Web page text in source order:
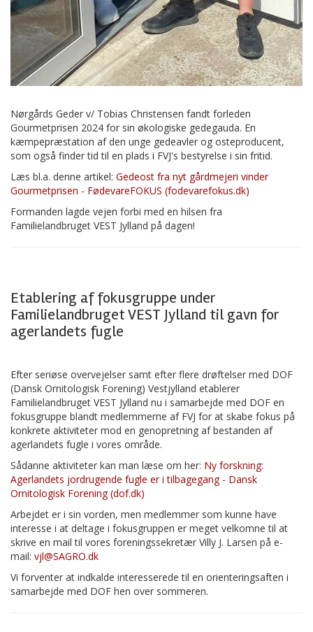
Nørgårds Geder v/ Tobias Christensen fandt forleden
Gourmetprisen 2024 for sin økologiske gedegauda. En
kæmpepræstation af den unge gedeavler og osteproducent,
som også finder tid til en plads i FVJ's bestyrelse i sin fritid.
Læs bl.a. denne artikel: Gedeost fra nyt gårdmejeri vinder
Gourmetprisen - FødevareFOKUS (fodevarefokus.dk)
Formanden lagde vejen forbi med en hilsen fra
Familielandbruget VEST Jylland på dagen!
Etablering af fokusgruppe under
Familielandbruget VEST Jylland til gavn for
agerlandets fugle
Efter seriøse overvejelser samt efter flere drøftelser med DOF
(Dansk Ornitologisk Forening) Vestjylland etablerer
Familielandbruget VEST Jylland nu i samarbejde med DOF en
fokusgruppe blandt medlemmerne af FVJ for at skabe fokus på
konkrete aktiviteter mod en genopretning af bestanden af
agerlandets fugle i vores område.
Sådanne aktiviteter kan man læse om her: Ny forskning:
Agerlandets jordrugende fugle er i tilbagegang - Dansk
Ornitologisk Forening (dof.dk)
Arbejdet er i sin vorden, men medlemmer som kunne have
interesse i at deltage i fokusgruppen er meget velkomne til at
skrive en mail til vores foreningssekretær Villy J. Larsen på e-
mail: vjl@SAGRO.dk
Vi forventer at indkalde interesserede til en orienteringsaften i
samarbejde med DOF hen over sommeren.